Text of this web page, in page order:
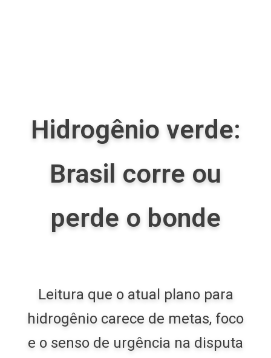
Hidrogênio verde:
Brasil corre ou
perde o bonde
Leitura que o atual plano para
hidrogênio carece de metas, foco
e o senso de urgência na disputa